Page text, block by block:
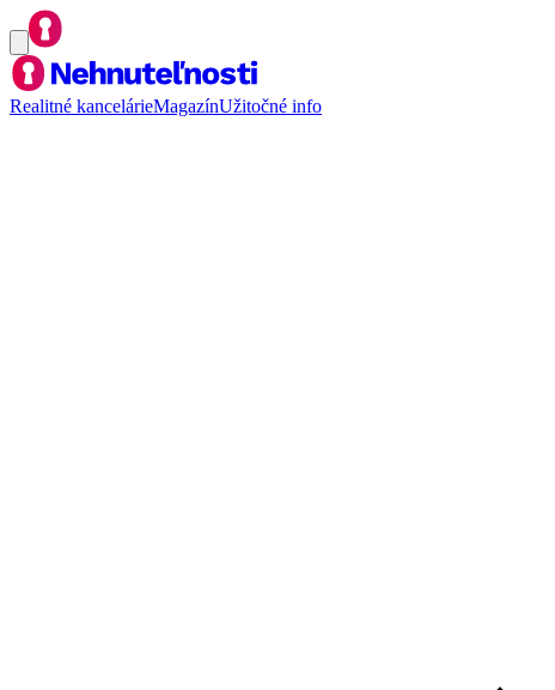
Realitné kancelárieMagazínUžitočné info